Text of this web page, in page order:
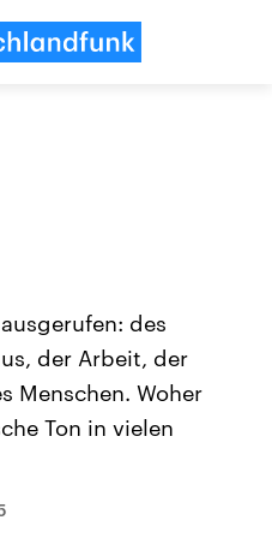
USA
Aktuelle Beiträge,
des
der Arbeit, der
Menschen. Woher
Ton in vielen